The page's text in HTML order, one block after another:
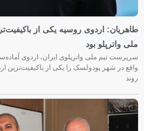
طاهریان: اردوی روسیه یکی از
ملی واترپلو بود
سرپرست تیم ملی واترپلوی ایران، اردوی
واقع در شهر پودولسک را یکی از باکیفیت‌ترین
روند